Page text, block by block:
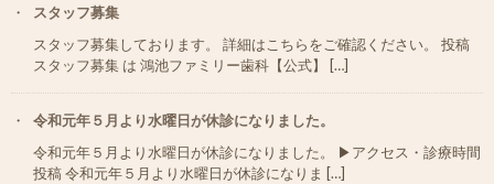
スタッフ募集
スタッフ募集しております。 詳細はこちらをご確認ください。 投稿
スタッフ募集 は 鴻池ファミリー歯科【公式】 […]
令和元年５月より水曜日が休診になりました。
令和元年５月より水曜日が休診になりました。 ▶︎アクセス・診療時間
投稿 令和元年５月より水曜日が休診になりま […]